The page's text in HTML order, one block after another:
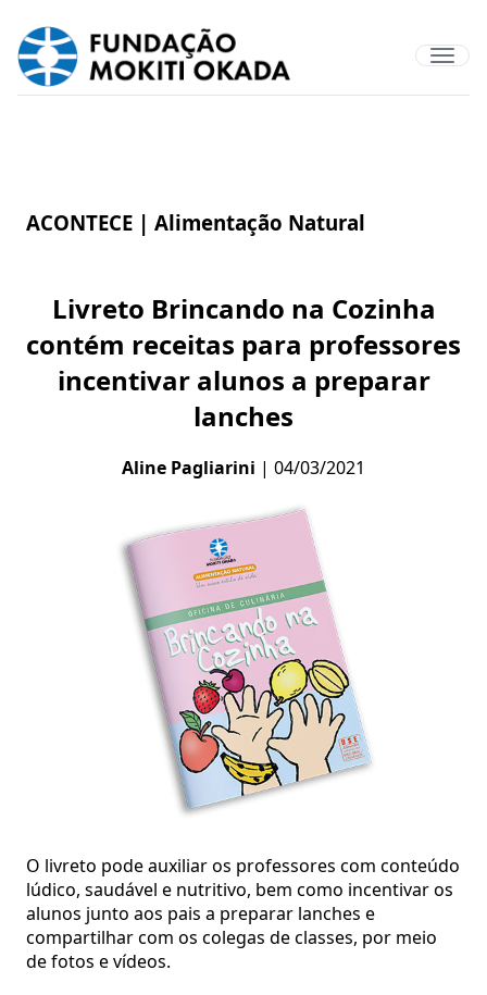
ACONTECE | Alimentação Natural
Livreto Brincando na Cozinha
contém receitas para professores
incentivar alunos a preparar
lanches
Aline Pagliarini | 04/03/2021
O livreto pode auxiliar os professores com conteúdo
lúdico, saudável e nutritivo, bem como incentivar os
alunos junto aos pais a preparar lanches e
compartilhar com os colegas de classes, por meio
de fotos e vídeos.